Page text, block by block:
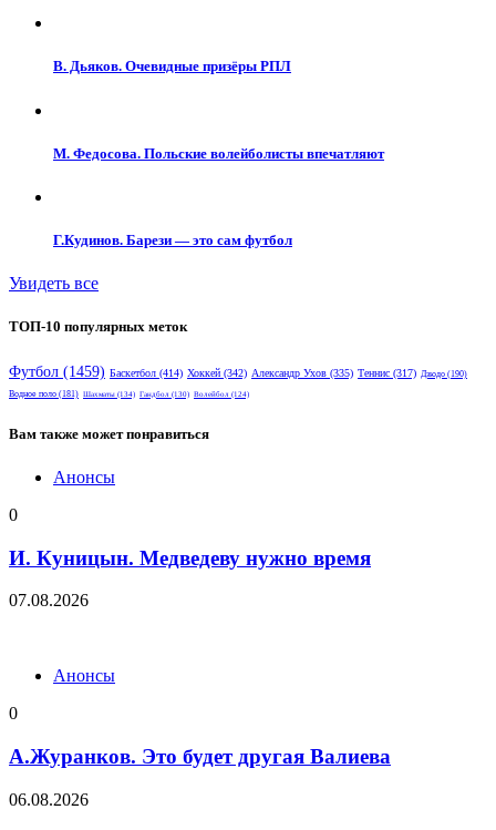
В. Дьяков. Очевидные призёры РПЛ
М. Федосова. Польские волейболисты впечатляют
Г.Кудинов. Барези — это сам футбол
Увидеть все
ТОП-10 популярных меток
Футбол (1459) Баскетбол (414) Хоккей (342) Александр Ухов (335) Теннис (317) Дзюдо (190)
Водное поло (181) Шахматы (134) Гандбол (130) Волейбол (124)
Вам также может понравиться
Анонсы
0
И. Куницын. Медведеву нужно время
07.08.2026
Анонсы
0
А.Журанков. Это будет другая Валиева
06.08.2026